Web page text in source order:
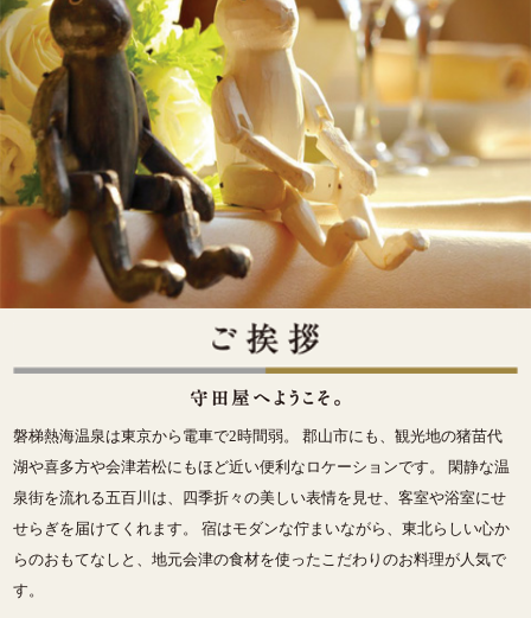
磐梯熱海温泉は東京から電車で2時間弱。 郡山市にも、観光地の猪苗代
湖や喜多方や会津若松にもほど近い便利なロケーションです。 閑静な温
泉街を流れる五百川は、四季折々の美しい表情を見せ、客室や浴室にせ
せらぎを届けてくれます。 宿はモダンな佇まいながら、東北らしい心か
らのおもてなしと、地元会津の食材を使ったこだわりのお料理が人気で
す。